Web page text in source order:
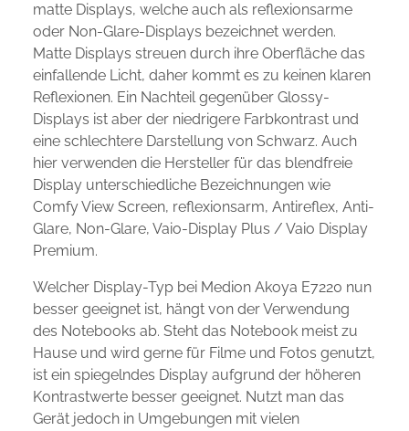
matte Displays, welche auch als reflexionsarme
oder Non-Glare-Displays bezeichnet werden.
Matte Displays streuen durch ihre Oberfläche das
einfallende Licht, daher kommt es zu keinen klaren
Reflexionen. Ein Nachteil gegenüber Glossy-
Displays ist aber der niedrigere Farbkontrast und
eine schlechtere Darstellung von Schwarz. Auch
hier verwenden die Hersteller für das blendfreie
Display unterschiedliche Bezeichnungen wie
Comfy View Screen, reflexionsarm, Antireflex, Anti-
Glare, Non-Glare, Vaio-Display Plus / Vaio Display
Premium.
Welcher Display-Typ bei Medion Akoya E7220 nun
besser geeignet ist, hängt von der Verwendung
des Notebooks ab. Steht das Notebook meist zu
Hause und wird gerne für Filme und Fotos genutzt,
ist ein spiegelndes Display aufgrund der höheren
Kontrastwerte besser geeignet. Nutzt man das
Gerät jedoch in Umgebungen mit vielen